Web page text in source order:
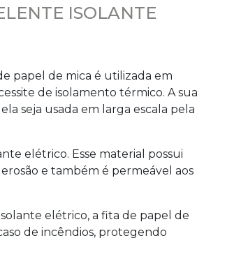
ISOLANTE
papel de mica é utilizada em
de isolamento térmico. A sua
seja usada em larga escala pela
elétrico. Esse material possui
e também é permeável aos
elétrico, a fita de papel de
de incêndios, protegendo